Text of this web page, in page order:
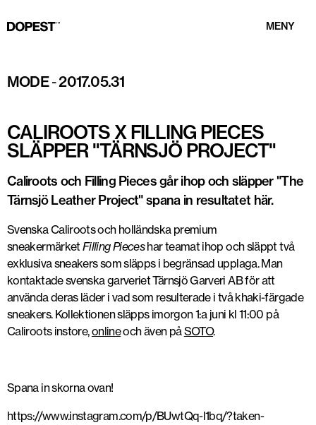
MENY
MODE-2017.05.31
CALIROOTS X FILLING PIECES
SLÄPPER "TÄRNSJÖ PROJECT"
Caliroots och Filling Pieces går ihop och släpper "The
Tärnsjö Leather Project" spana in resultatet här.
Svenska Caliroots och holländska premium
sneakermärketFilling Pieceshar teamat ihop och släppt två
exklusiva sneakers som släpps i begränsad upplaga. Man
kontaktade svenska garveriet Tärnsjö Garveri AB för att
använda deras läder i vad som resulterade i två khaki-färgade
sneakers. Kollektionen släpps imorgon 1:a juni kl 11:00 på
Caliroots instore,onlineoch även påSOTO.
Spana in skorna ovan!
https://www.instagram.com/p/BUwtQq-l1bq/?taken-